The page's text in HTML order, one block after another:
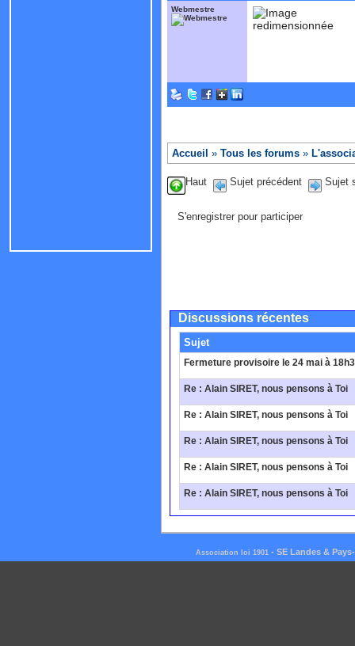
Webmestre
Accueil » Tous les forums »
Haut Sujet précédent Sujet
S'enregistrer pour participer
Discussions récentes
Sujet
Fermeture provisoire le 24 mai à
Re : Alain SIRET, nous pensons à Toi
Re : Alain SIRET, nous pensons à Toi
Re : Alain SIRET, nous pensons à Toi
Re : Alain SIRET, nous pensons à Toi
Re : Alain SIRET, nous pensons à Toi
Association loi 1901 - SE Landes &